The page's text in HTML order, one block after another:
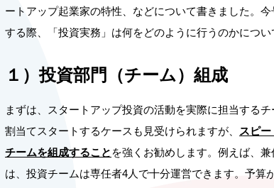
ートアップ起業家の特性、などについて書きました。
する際、「投資実務」は何をどのように行うのかにつ
１）投資部門（チーム）組成
まずは、スタートアップ投資の活動を実際に担当する
割当てスタートするケースも見受けられますが、
スピ
チームを組成すること を強くお勧めします。例えば、
は、投資チームは専任者4人で十分運営できます。予